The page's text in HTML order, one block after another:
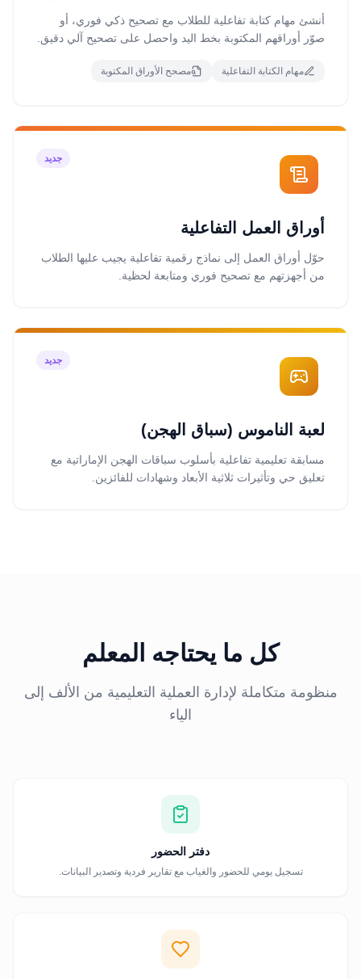
أنشئ مهام كتابة تفاعلية للطلاب مع تصحيح ذكي فوري، أو
صوّر أوراقهم المكتوبة بخط اليد واحصل على تصحيح آلي دقيق.
مهام الكتابة التفاعلية مصحح الأوراق المكتوبة
جديد
أوراق العمل التفاعلية
حوّل أوراق العمل إلى نماذج رقمية تفاعلية يجيب عليها الطلاب
من أجهزتهم مع تصحيح فوري ومتابعة لحظية.
جديد
لعبة الناموس (سباق الهجن)
مسابقة تعليمية تفاعلية بأسلوب سباقات الهجن الإماراتية مع
تعليق حي وتأثيرات ثلاثية الأبعاد وشهادات للفائزين.
كل ما يحتاجه المعلم
منظومة متكاملة لإدارة العملية التعليمية من الألف إلى
الياء
دفتر الحضور
تسجيل يومي للحضور والغياب مع تقارير فردية وتصدير البيانات.